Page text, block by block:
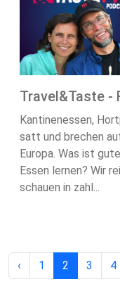
Travel&Taste -
Kantinenessen,
satt und brechen
Europa. Was ist
Essen lernen? Wir
schauen in zahl...
‹ 1 2 3 4